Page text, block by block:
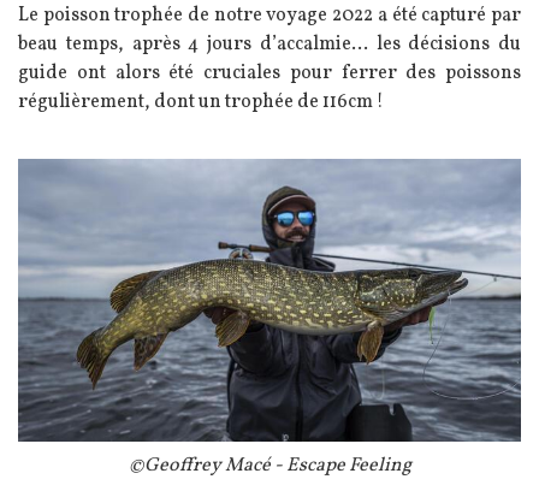
Le poisson trophée de notre voyage 2022 a été capturé par
beau temps, après 4 jours d’accalmie... les décisions du
guide ont alors été cruciales pour ferrer des poissons
régulièrement, dont un trophée de 116cm !
©Geoffrey Macé - Escape Feeling